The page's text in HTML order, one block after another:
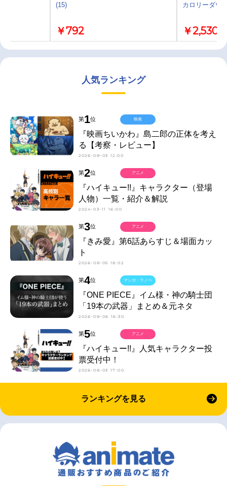
(15)
￥792
カロリーダウ
￥2,530
人気ランキング
第1位
『映画ちいかわ』島二郎の正体を考え
る【考察・レビュー】
2026-08-03 12:00
映画
第2位
『ハイキュー!!』キャラクター（登場
人物）一覧・紹介＆解説
2024-03-11 16:00
アニメ
第3位
『きみ愛』第6話あらすじ＆場面カッ
ト
2026-08-05 18:02
アニメ
第4位
『ONE PIECE』イム様・神の騎士団
「19本の武器」まとめ＆元ネタ
2026-08-06 16:30
マンガ・ラノベ
第5位
『ハイキュー!!』人気キャラクター投
票受付中！
2026-08-03 17:00
アニメ
ランキングを見る